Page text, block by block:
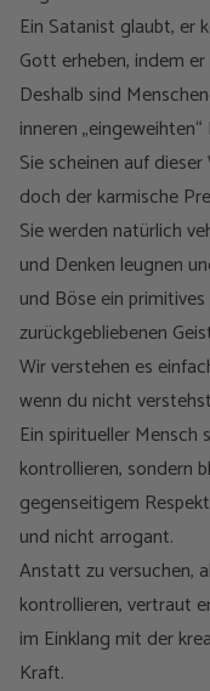
Ein Satanist glaubt, er
Gott erheben, indem
Deshalb sind
inneren
Sie scheinen auf
doch der karmische
Sie werden natürlich
und Denken leugnen
und Böse ein
zurückgebliebenen
Wir verstehen es
wenn du nicht
Ein spiritueller
kontrollieren, sondern
gegenseitigem
und nicht arrogant.
Anstatt zu versuchen,
kontrollieren, vertraut
im Einklang mit der
Kraft.